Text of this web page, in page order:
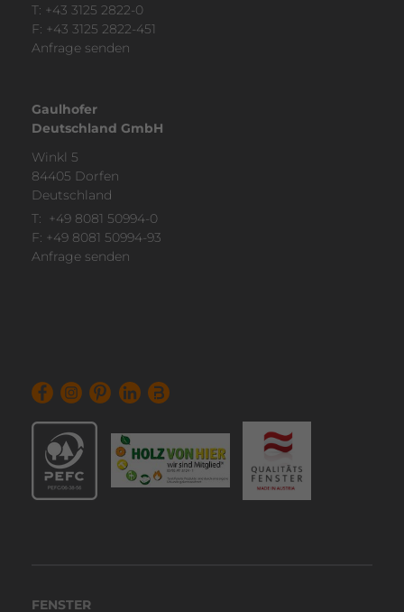
T: +43 3125 2822-0
F: +43 3125 2822-451
Anfrage senden
Gaulhofer
Deutschland GmbH
Winkl 5
84405 Dorfen
Deutsch­land
T: +49 8081 50994-0
F: +49 8081 50994-93
Anfrage senden
FENSTER